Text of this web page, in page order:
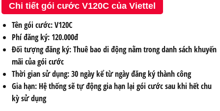
Chi tiết gói cước V120C của Viettel
Tên gói cước: V120C
Phí đăng ký: 120.000đ
Đối tượng đăng ký: Thuê bao di động nằm trong danh sách khuyến
mãi của gói cước
Thời gian sử dụng: 30 ngày kể từ ngày đăng ký thành công
Gia hạn: Hệ thống sẽ tự động gia hạn lại gói cước sau khi hết chu
kỳ sử dụng